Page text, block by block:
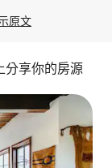
原文
分享你的房源